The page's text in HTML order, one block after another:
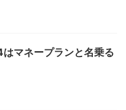
マネープランと名乗る